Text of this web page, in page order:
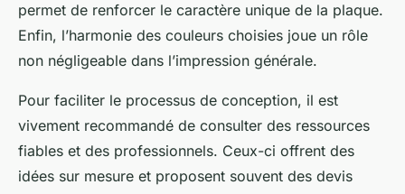
permet de renforcer le caractère unique de la plaque.
Enfin, l’harmonie des couleurs choisies joue un rôle
non négligeable dans l’impression générale.
Pour faciliter le processus de conception, il est
vivement recommandé de consulter des ressources
fiables et des professionnels. Ceux-ci offrent des
idées sur mesure et proposent souvent des devis